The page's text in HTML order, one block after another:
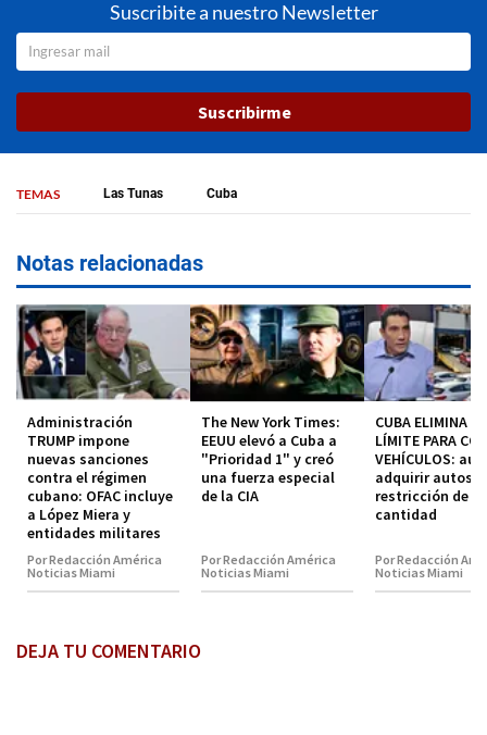
Suscribite a nuestro Newsletter
Suscribirme
TEMAS Las Tunas Cuba
Notas relacionadas
Administración
TRUMP impone
nuevas sanciones
contra el régimen
cubano: OFAC incluye
a López Miera y
entidades militares
Por Redacción América
Noticias Miami
The New York Times:
EEUU elevó a Cuba a
"Prioridad 1" y creó
una fuerza especial
de la CIA
Por Redacción América
Noticias Miami
CUBA ELIMINA EL
LÍMITE PARA
VEHÍCULOS:
adquirir autos
restricción de
cantidad
Por Redacción
Noticias Miami
DEJA TU COMENTARIO